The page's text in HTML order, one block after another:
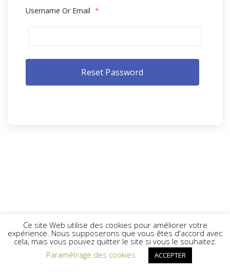
Username Or Email *
Ce site Web utilise des cookies pour améliorer votre
expérience. Nous supposerons que vous êtes d'accord avec
cela, mais vous pouvez quitter le site si vous le souhaitez.
Paramétrage des cookies
ACCEPTER